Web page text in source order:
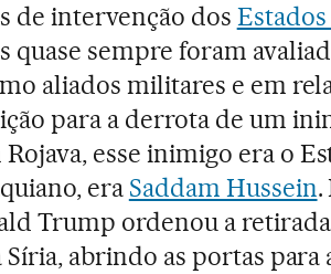
de intervenção dos
quase sempre foram
aliados militares e em
para a derrota de um
esse inimigo era o
era Saddam Hussein.
Trump ordenou a
abrindo as portas para